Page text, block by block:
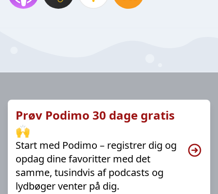
Prøv Podimo 30 dage gratis
🙌
Start med Podimo – registrer dig og
opdag dine favoritter med det
samme, tusindvis af podcasts og
lydbøger venter på dig.